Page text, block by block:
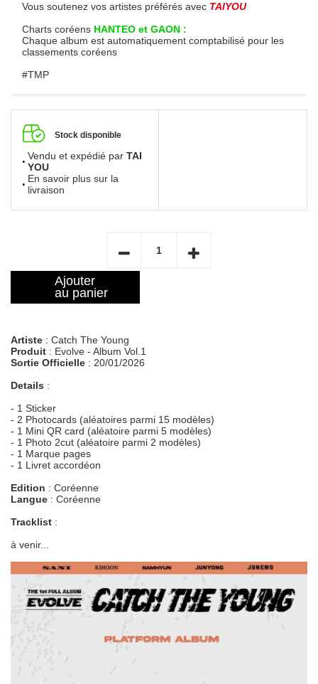
Vous soutenez vos artistes préférés avec TAIYOU
Charts coréens HANTEO et GAON :
Chaque album est automatiquement comptabilisé pour les
classements coréens
#TMP
Stock disponible
Vendu et expédié par TAI
YOU
En savoir plus sur la
livraison
Ajouter
au panier
Artiste : Catch The Young
Produit : Evolve - Album Vol.1
Sortie Officielle : 20/01/2026
Details :
- 1 Sticker
- 2 Photocards (aléatoires parmi 15 modèles)
- 1 Mini QR card (aléatoire parmi 5 modèles)
- 1 Photo 2cut (aléatoire parmi 2 modèles)
- 1 Marque pages
- 1 Livret accordéon
Edition : Coréenne
Langue : Coréenne
Tracklist :
à venir...